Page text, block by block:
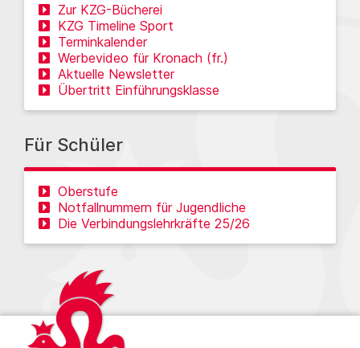
Zur KZG-Bücherei
KZG Timeline Sport
Terminkalender
Werbevideo für Kronach (fr.)
Aktuelle Newsletter
Übertritt Einführungsklasse
Für Schüler
Oberstufe
Notfallnummern für Jugendliche
Die Verbindungslehrkräfte 25/26